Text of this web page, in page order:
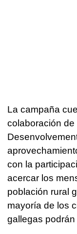
La campaña
colaboración
con la
acercar los
población rural
mayoría de los
gallegas